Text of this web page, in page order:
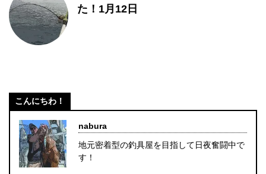
た！1月12日
こんにちわ！
nabura
地元密着型の釣具屋を目指して日夜奮闘中で
す！